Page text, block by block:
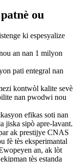
ou
ki espesyalize
an nan 1 milyon
pati entegral nan
kontwòl kalite sevè
nan pwodwi nou
efikas soti nan
jiska sipò apre-lavant.
ak prestijye CNAS
fè tès eksperimantal
an, ak lòt
tès estanda